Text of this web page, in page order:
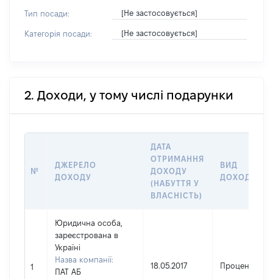
Тип посади: [Не застосовується]
Категорія посади: [Не застосовується]
2. Доходи, у тому числі подарунки
№
ДЖЕРЕЛО
ДОХОДУ
ДАТА
ОТРИМАННЯ
ДОХОДУ
(НАБУТТЯ У
ВЛАСНІСТЬ)
ВИД
ДОХОДУ
1
Юридична особа,
зареєстрована в
Україні
Назва компанії:
ПАТ АБ
18.05.2017 Проценти